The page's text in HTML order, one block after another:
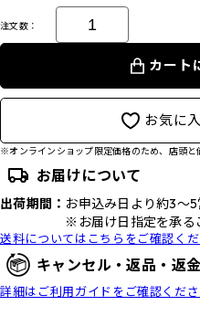
注文数：
カート
お気に
※オンラインショップ限定価格のため、店頭と
お届けについて
出荷期間： お申込み日より約3～
※お届け日指定を承る
送料についてはこちらをご確認く
キャンセル・返品・返
詳細はご利用ガイドをご確認くだ